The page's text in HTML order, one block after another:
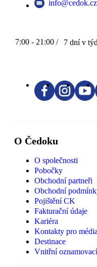
info@cedok.cz
7:00 - 21:00 / 7 dní v
O Čedoku
O společnosti
Pobočky
Obchodní partneři
Obchodní
Pojištění CK
Fakturační údaje
Kariéra
Kontakty pro média
Destinace
Vnitřní